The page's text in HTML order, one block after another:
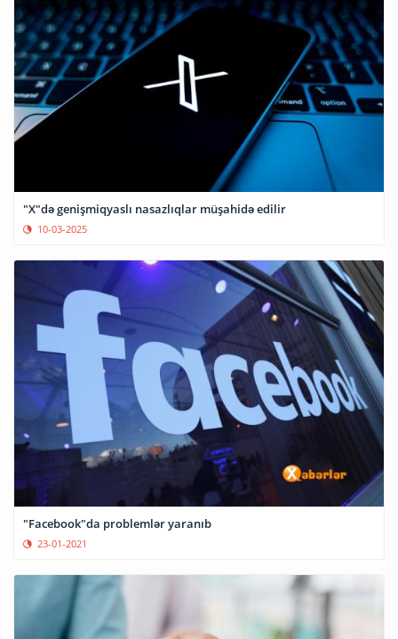
"X"də genişmiqyaslı nasazlıqlar müşahidə edilir
10-03-2025
"Facebook"da problemlər yaranıb
23-01-2021